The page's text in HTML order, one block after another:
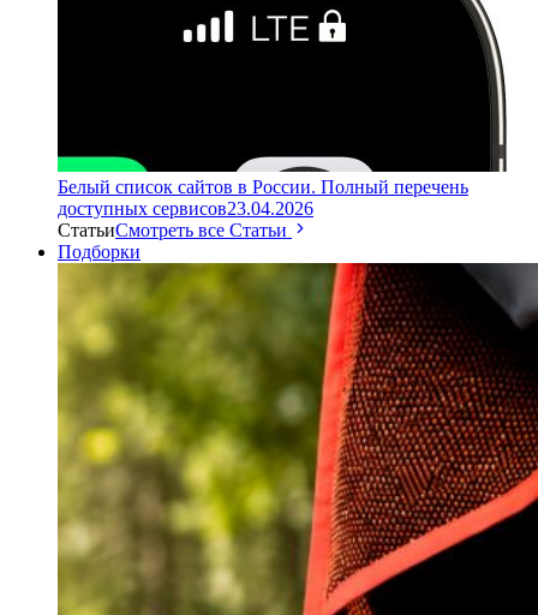
Белый список сайтов в России. Полный перечень
доступных сервисов23.04.2026
СтатьиСмотреть все Статьи
Подборки